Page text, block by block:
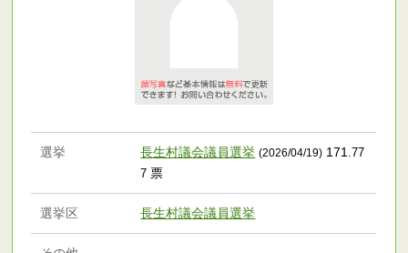
選挙 長生村議会議員選挙 (2026/04/19) 171 .77
7 票
選挙区 長生村議会議員選挙